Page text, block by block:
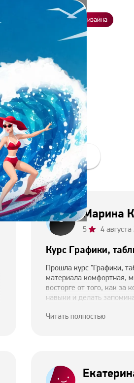
Студия дизайна
ОТЗЫВЫ КОМПАНИЙ
Марина
5 4
Курс Графики,
Прошла курс "Графики,
материала комфортная,
восторге от того, как за
навыки и делать
Читать полностью